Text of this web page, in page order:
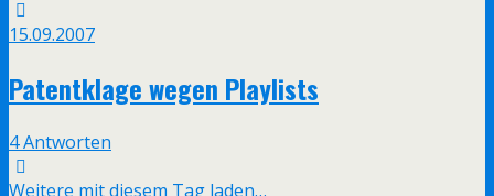
15.09.2007
Patentklage wegen Playlists
4 Antworten
Weitere mit diesem Tag laden…